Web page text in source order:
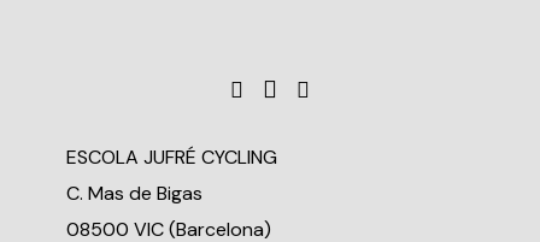
ESCOLA JUFRÉ CYCLING
C. Mas de Bigas
08500 VIC (Barcelona)